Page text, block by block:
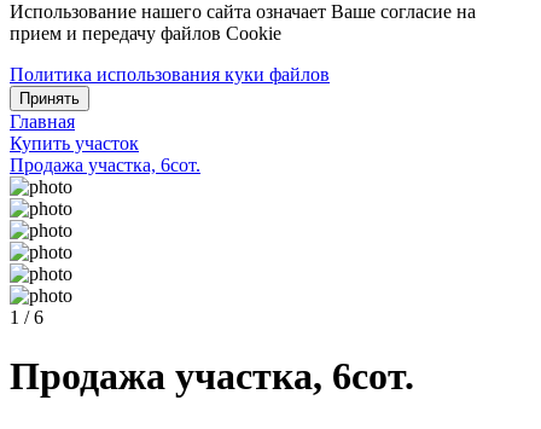
Использование нашего сайта означает Ваше согласие на
прием и передачу файлов Cookie
Политика использования куки файлов
Принять
Главная
Купить участок
Продажа участка, 6сот.
1 / 6
Продажа участка, 6сот.